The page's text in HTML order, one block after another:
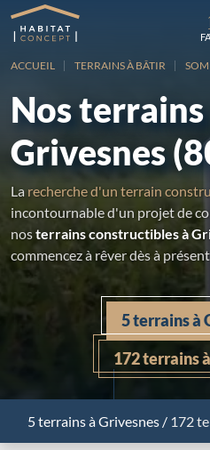
ACCUEIL TERRAINS À BÂTIR
Nos
Grivesnes
La recherche d'un terrain
incontournable d'un projet de
nosterrains constructibles à
commencez à rêver dès à
5 terrains à
172 terrains
5 terrainsà Grivesnes / 172